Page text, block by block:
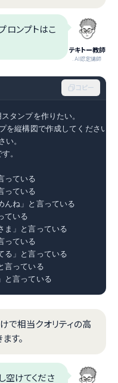
テキトー教師
.AI認定講師
ロンプトはこ
コピー
タンプを作りたい。
縦構図で作成してください。
い。
。
っている
っている
ね」と言っている
ている
」と言っている
っている
」と言っている
言っている
と言っている
で相当クオリティの高
す。
空けてくださ